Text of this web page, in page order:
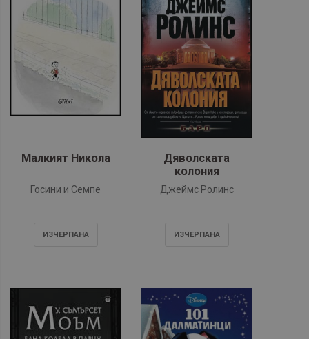
Малкият Никола
Госини и Семпе
ИЗЧЕРПАНA
Дяволската
колония
Джеймс Ролинс
ИЗЧЕРПАНA